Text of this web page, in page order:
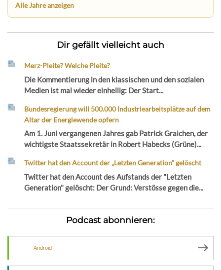
Alle Jahre anzeigen
Dir gefällt vielleicht auch
Merz-Pleite? Welche Pleite?
Die Kommentierung in den klassischen und den sozialen
Medien ist mal wieder einhellig: Der Start...
Bundesregierung will 500.000 Industriearbeitsplätze auf dem
Altar der Energiewende opfern
Am 1. Juni vergangenen Jahres gab Patrick Graichen, der
wichtigste Staatssekretär in Robert Habecks (Grüne)...
Twitter hat den Account der „Letzten Generation“ gelöscht
Twitter hat den Account des Aufstands der "Letzten
Generation" gelöscht: Der Grund: Verstösse gegen die...
Podcast abonnieren:
Android